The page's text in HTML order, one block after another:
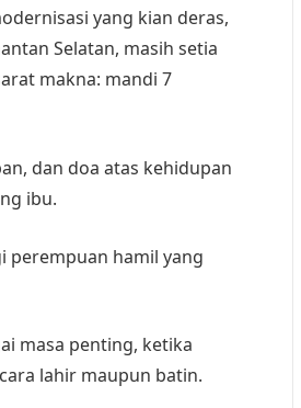
yang kian deras,
Selatan, masih setia
makna: mandi 7
dan doa atas kehidupan
ibu.
perempuan hamil yang
masa penting, ketika
lahir maupun batin.